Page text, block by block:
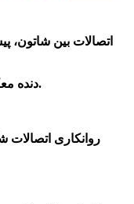
3-دنده معکوس کشیدن ناگهانی در سرعت‌های بالا.